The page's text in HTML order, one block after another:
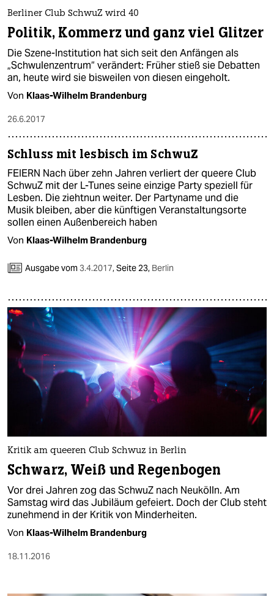
Berliner Club SchwuZ wird 40
Politik, Kommerz und ganz viel Glitzer
Die Szene-Institution hat sich seit den Anfängen als
„Schwulenzentrum“ verändert: Früher stieß sie Debatten
an, heute wird sie bisweilen von diesen eingeholt.
Von Klaas-Wilhelm Brandenburg
26.6.2017
Schluss mit lesbisch im SchwuZ
FEIERN Nach über zehn Jahren verliert der queere Club
SchwuZ mit der L-Tunes seine einzige Party speziell für
Lesben. Die ziehtnun weiter. Der Partyname und die
Musik bleiben, aber die künftigen Veranstaltungsorte
sollen einen Außenbereich haben
Von Klaas-Wilhelm Brandenburg
Ausgabe vom3.4.2017,Seite 23, Berlin
Kritik am queeren Club Schwuz in Berlin
Schwarz, Weiß und Regenbogen
Vor drei Jahren zog das SchwuZ nach Neukölln. Am
Samstag wird das Jubiläum gefeiert. Doch der Club steht
zunehmend in der Kritik von Minderheiten.
Von Klaas-Wilhelm Brandenburg
18.11.2016